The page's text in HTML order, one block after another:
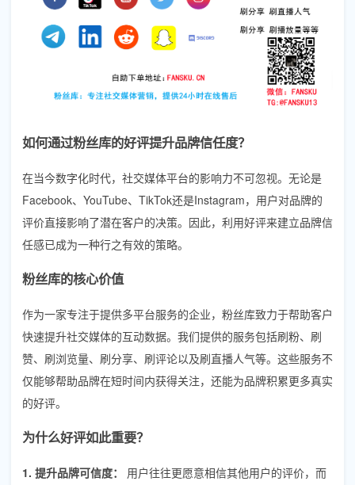
如何通过粉丝库的好评提升品牌信任度？
在当今数字化时代，社交媒体平台的影响力不可忽视。无论是
Facebook、YouTube、TikTok还是Instagram，用户对品牌的
评价直接影响了潜在客户的决策。因此，利用好评来建立品牌信
任感已成为一种行之有效的策略。
粉丝库的核心价值
作为一家专注于提供多平台服务的企业，粉丝库致力于帮助客户
快速提升社交媒体的互动数据。我们提供的服务包括刷粉、刷
赞、刷浏览量、刷分享、刷评论以及刷直播人气等。这些服务不
仅能够帮助品牌在短时间内获得关注，还能为品牌积累更多真实
的好评。
为什么好评如此重要？
1. 提升品牌可信度：
用户往往更愿意相信其他用户的评价，而